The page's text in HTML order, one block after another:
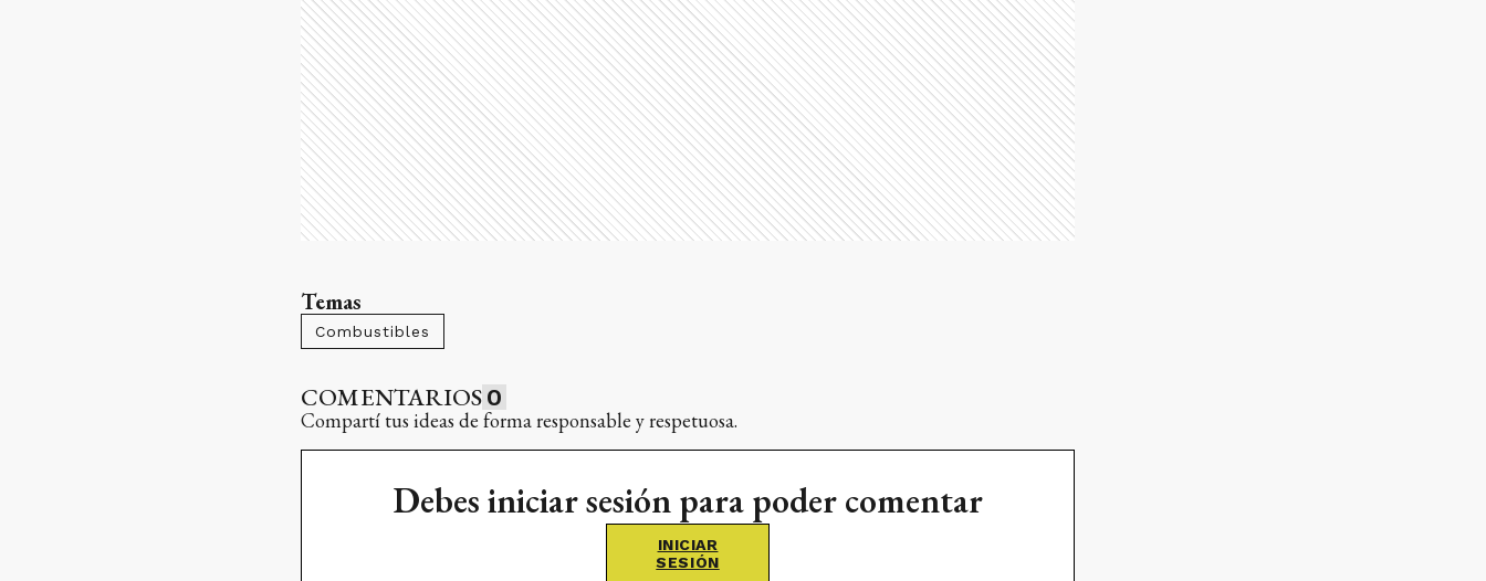
Temas
Combustibles
COMENTARIOS 0
Compartí tus ideas de forma responsable y respetuosa.
Debes iniciar sesión para poder comentar
INICIAR
SESIÓN